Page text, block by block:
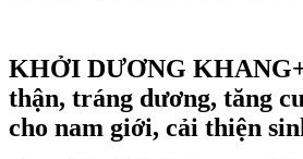
KHỞI DƯƠNG
thận, tráng dương, tăng
cho nam giới, cải thiện